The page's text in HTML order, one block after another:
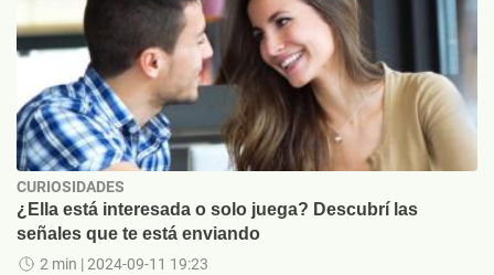
CURIOSIDADES
¿Ella está interesada o solo juega? Descubrí las
señales que te está enviando
2 min | 2024-09-11 19:23